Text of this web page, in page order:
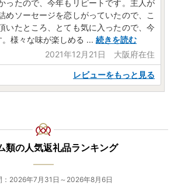
ったので、今年もリピートです。主人が
めソーセージを恋しがっていたので、こ
いたところ、とても気に入ったので、今
様々な味が楽しめる ... 続きを読む
2021年12月21日 大阪府在住
レビューをもっと見る
類の人気返礼品ランキング
：2026年7月31日～2026年8月6日